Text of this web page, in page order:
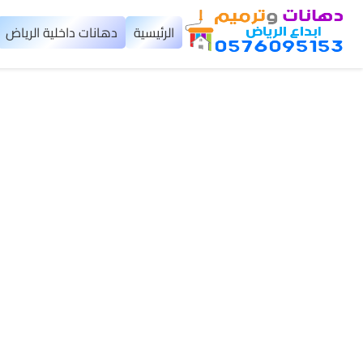
الرئيسية دهانات داخلية الرياض ×